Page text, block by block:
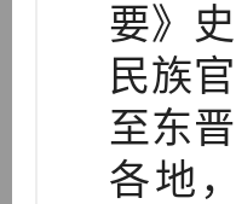
要》
民族
至东
各地